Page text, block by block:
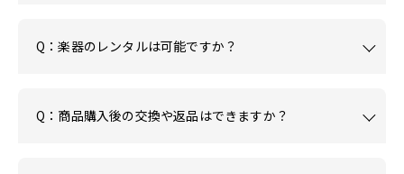
Q：楽器のレンタルは可能ですか？
Q：商品購入後の交換や返品はできますか？